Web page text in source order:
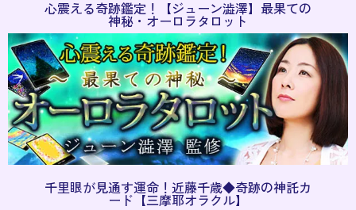
心震える奇跡鑑定！【ジューン澁澤】最果ての
神秘・オーロラタロット
千里眼が見通す運命！近藤千歳◆奇跡の神託カ
ード【三摩耶オラクル】